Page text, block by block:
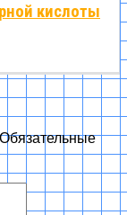
кислоты
Обязательные